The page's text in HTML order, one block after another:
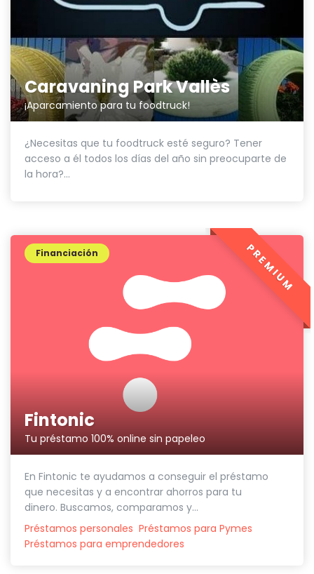
Caravaning Park Vallès
¡Aparcamiento para tu foodtruck!
¿Necesitas que tu foodtruck esté seguro? Tener
acceso a él todos los días del año sin preocuparte de
la hora?...
Fintonic
Tu préstamo 100% online sin papeleo
Financiación
En Fintonic te ayudamos a conseguir el préstamo
que necesitas y a encontrar ahorros para tu
dinero. Buscamos, comparamos y...
Préstamos personales Préstamos para Pymes
Préstamos para emprendedores
PREMIUM